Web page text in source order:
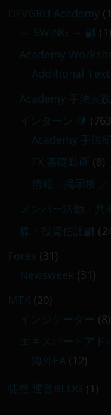
【
DEVGRU Academy
～ SWING ～ 🔐 (1)
Academy
Additional
Academy 手法実
インターン 🔰
Academy 手法
FX 基礎動画 (8)
情報・掲示板
メンバー活動・共
株・投資信託🔐
Forex (31)
Newsweek (31)
MT4(20)
インジケーター (8)
エキスパートアド
海外EA (12)
徒然 運営BLOG (1)